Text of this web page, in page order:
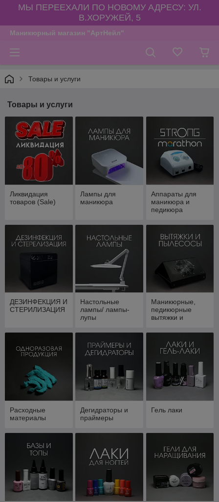
МЫ ПЕРЕЕХАЛИ ПО НОВОМУ АДРЕСУ: УЛ.
В.ХОРУЖЕЙ, 5
Маникюрный магазин "АртНейл"
Товары и услуги
Товары и услуги
Ликвидация
товаров (Sale)
Лампы для
маникюра
Аппараты для
маникюра и
педикюра
ДЕЗИНФЕКЦИЯ И
СТЕРИЛИЗАЦИЯ
Настольные
лампы/ лампы-
лупы
Маникюрные,
педикюрные
вытяжки и
Расходные
материалы
Дегидраторы и
праймеры
Гель лаки